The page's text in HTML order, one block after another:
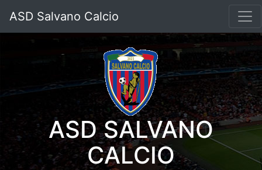
ASD Salvano Calcio
ASD SALVANO
CALCIO